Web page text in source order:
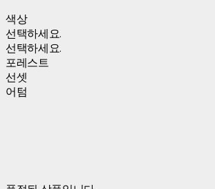
색상
선택하세요.
선택하세요.
포레스트
선셋
어텀